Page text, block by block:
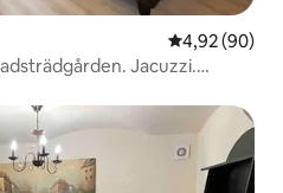
4,92 av 5 i
4,92 (90)
Jacuzzi.